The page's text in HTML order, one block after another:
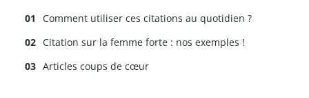
Comment utiliser ces citations au quotidien ?
Citation sur la femme forte : nos exemples !
Articles coups de cœur